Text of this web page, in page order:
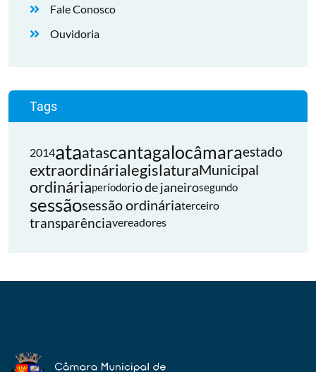
Fale Conosco
Ouvidoria
Tags
2014ataatascantagalocâmaraestado
extraordinárialegislaturaMunicipal
ordináriaperíodorio de janeirosegundo
sessãosessão ordináriaterceiro
transparênciavereadores